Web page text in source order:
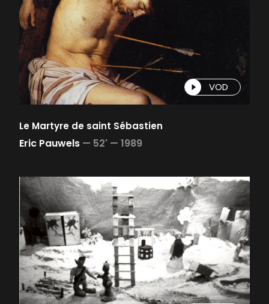
VOD
Le Martyre de saint Sébastien
Eric Pauwels — 52' — 1989